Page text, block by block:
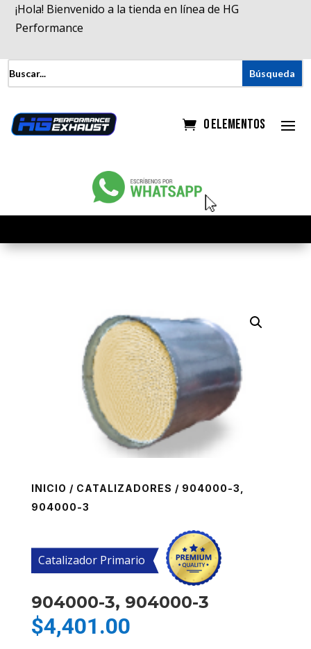
¡Hola! Bienvenido a la tienda en línea de HG
Performance
0 elementos
INICIO / CATALIZADORES / 904000-3,
904000-3
Catalizador Primario
904000-3, 904000-3
$4,401.00